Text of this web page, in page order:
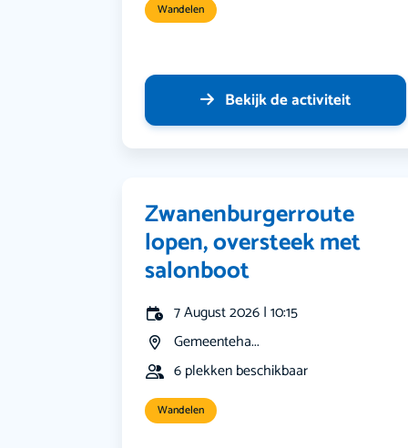
Wandelen
Bekijk de activiteit
Zwanenburgerroute
lopen, oversteek met
salonboot
7 August 2026 | 10:15
Gemeenteha...
6 plekken beschikbaar
Wandelen